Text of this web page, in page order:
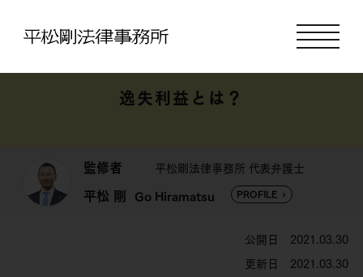
逸失利益とは？
監修者 平松剛法律事務所 代表弁護士
平松 剛 Go Hiramatsu PROFILE
公開日 2021.03.30
更新日 2021.03.30